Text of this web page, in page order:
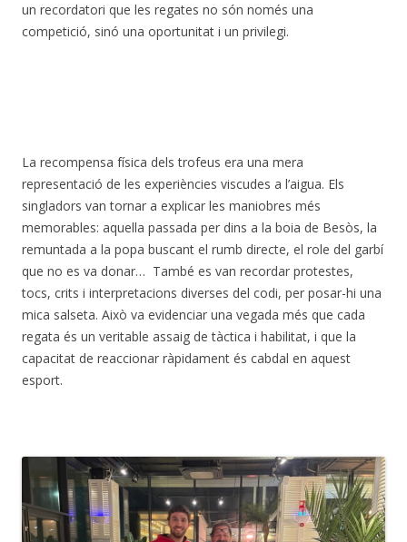
un recordatori que les regates no són només una
competició, sinó una oportunitat i un privilegi.
La recompensa física dels trofeus era una mera
representació de les experiències viscudes a l’aigua. Els
singladors van tornar a explicar les maniobres més
memorables: aquella passada per dins a la boia de Besòs, la
remuntada a la popa buscant el rumb directe, el role del garbí
que no es va donar… També es van recordar protestes,
tocs, crits i interpretacions diverses del codi, per posar-hi una
mica salseta. Això va evidenciar una vegada més que cada
regata és un veritable assaig de tàctica i habilitat, i que la
capacitat de reaccionar ràpidament és cabdal en aquest
esport.